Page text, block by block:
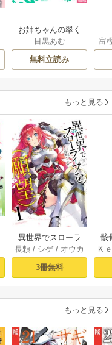
お姉ちゃんの翠く
ん
目黒あむ
無料立読み
富
もっと見る
異世界でスローラ
イフを（願望） 1
長頼 / シゲ / オウカ
3冊無料
骸
異
Ｋ
もっと見る